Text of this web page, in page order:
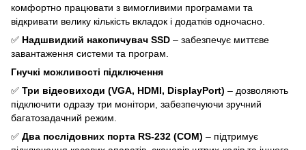
комфортно працювати з вимогливими програмами та
відкривати велику кількість вкладок і додатків одночасно.
✅ Надшвидкий накопичувач SSD – забезпечує миттєве
завантаження системи та програм.
Гнучкі можливості підключення
✅ Три відеовиходи (VGA, HDMI, DisplayPort) – дозволяють
підключити одразу три монітори, забезпечуючи зручний
багатозадачний режим.
✅ Два послідовних порта RS-232 (COM) – підтримує